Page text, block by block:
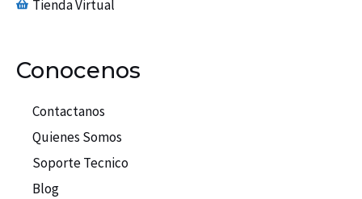
Tienda Virtual
Conocenos
Contactanos
Quienes Somos
Soporte Tecnico
Blog